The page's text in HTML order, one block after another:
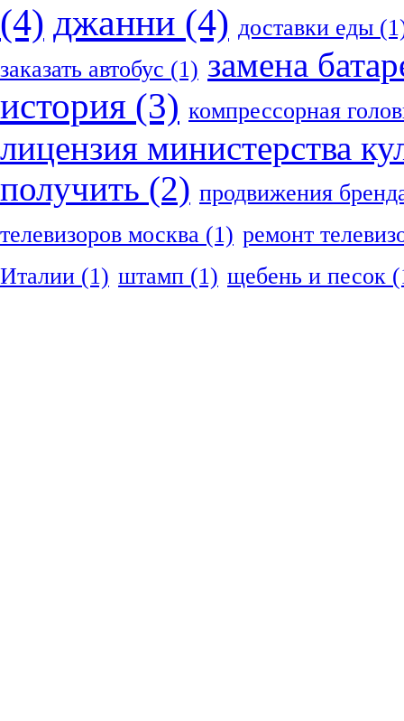
(4) джанни (4) доставки еды
заказать автобус (1) замена
история (3) компрессорная
лицензия министерства
получить (2) продвижения
телевизоров москва (1) ремонт
Италии (1) штамп (1) щебень и песок